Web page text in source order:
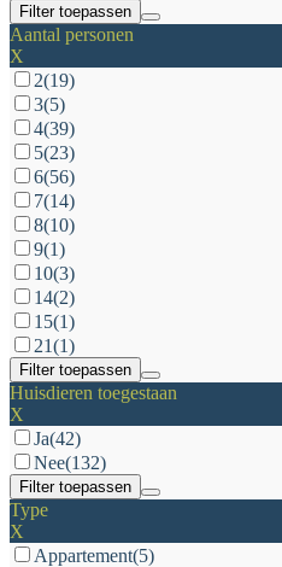
Filter toepassen
Aantal personen
X
2(19)
3(5)
4(39)
5(23)
6(56)
7(14)
8(10)
9(1)
10(3)
14(2)
15(1)
21(1)
Filter toepassen
Huisdieren toegestaan
X
Ja(42)
Nee(132)
Filter toepassen
Type
X
Appartement(5)